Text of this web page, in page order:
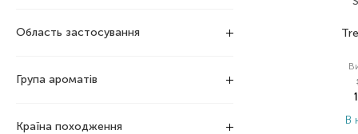
Область застосування
Група ароматів
Країна походження В